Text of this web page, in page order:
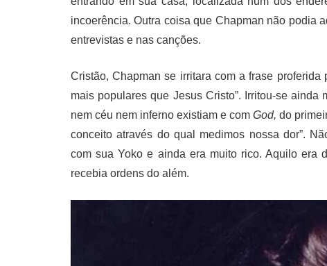
incoerência. Outra coisa que Chapman não podia
entrevistas e nas canções.
Cristão, Chapman se irritara com a frase
mais populares que Jesus Cristo”. Irritou-se ainda
nem céu nem inferno existiam e comGod,do
conceito através do qual medimos nossa dor”.
com sua Yoko e ainda era muito rico. Aquilo era
recebia ordens do além.